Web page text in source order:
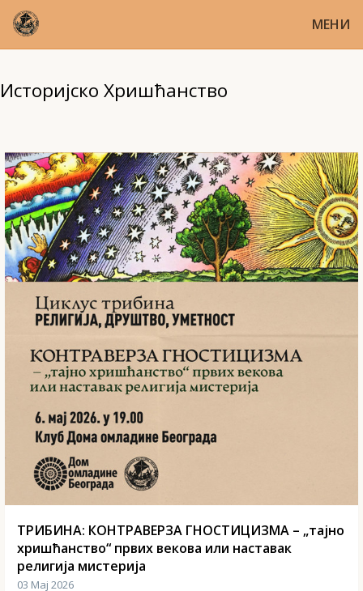
МЕНИ
Историјско Хришћанство
ТРИБИНА: КОНТРАВЕРЗА ГНОСТИЦИЗМА – „тајно
хришћанство“ првих векова или наставак
религија мистерија
03 Мај 2026